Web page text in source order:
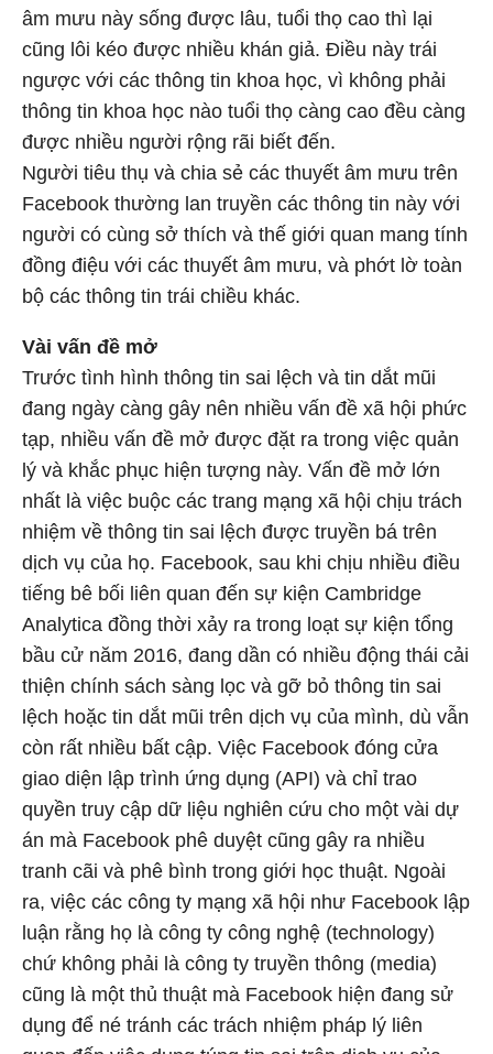
âm mưu này sống được lâu, tuổi thọ cao thì lại
cũng lôi kéo được nhiều khán giả. Điều này trái
ngược với các thông tin khoa học, vì không phải
thông tin khoa học nào tuổi thọ càng cao đều càng
được nhiều người rộng rãi biết đến.
Người tiêu thụ và chia sẻ các thuyết âm mưu trên
Facebook thường lan truyền các thông tin này với
người có cùng sở thích và thế giới quan mang tính
đồng điệu với các thuyết âm mưu, và phớt lờ toàn
bộ các thông tin trái chiều khác.
Vài vấn đề mở
Trước tình hình thông tin sai lệch và tin dắt mũi
đang ngày càng gây nên nhiều vấn đề xã hội phức
tạp, nhiều vấn đề mở được đặt ra trong việc quản
lý và khắc phục hiện tượng này. Vấn đề mở lớn
nhất là việc buộc các trang mạng xã hội chịu trách
nhiệm về thông tin sai lệch được truyền bá trên
dịch vụ của họ. Facebook, sau khi chịu nhiều điều
tiếng bê bối liên quan đến sự kiện Cambridge
Analytica đồng thời xảy ra trong loạt sự kiện tổng
bầu cử năm 2016, đang dần có nhiều động thái cải
thiện chính sách sàng lọc và gỡ bỏ thông tin sai
lệch hoặc tin dắt mũi trên dịch vụ của mình, dù vẫn
còn rất nhiều bất cập. Việc Facebook đóng cửa
giao diện lập trình ứng dụng (API) và chỉ trao
quyền truy cập dữ liệu nghiên cứu cho một vài dự
án mà Facebook phê duyệt cũng gây ra nhiều
tranh cãi và phê bình trong giới học thuật. Ngoài
ra, việc các công ty mạng xã hội như Facebook lập
luận rằng họ là công ty công nghệ (technology)
chứ không phải là công ty truyền thông (media)
cũng là một thủ thuật mà Facebook hiện đang sử
dụng để né tránh các trách nhiệm pháp lý liên